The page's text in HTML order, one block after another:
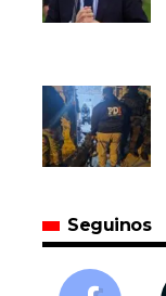
Seguinos